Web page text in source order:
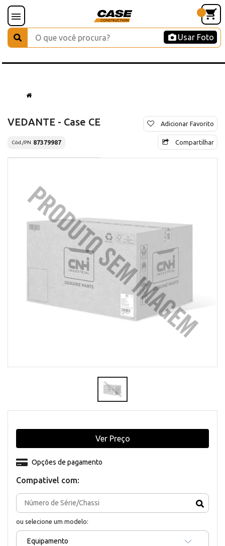
Usar Foto
VEDANTE - Case CE
Cód./PN 87379987
Adicionar Favorito
Compartilhar
Compativel com:
ou selecione um modelo:
Equipamento
Opções de pagamento
Ver Preço